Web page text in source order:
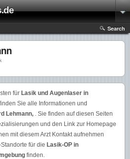
Search
für Lasik und Augenlaser in
Sie alle Informationen und
Lehmann, . Sie finden auf diesen Seiten
und den Link zur Homepage
mit diesem Arzt Kontakt aufnehmen
für die Lasik-OP in
finden.